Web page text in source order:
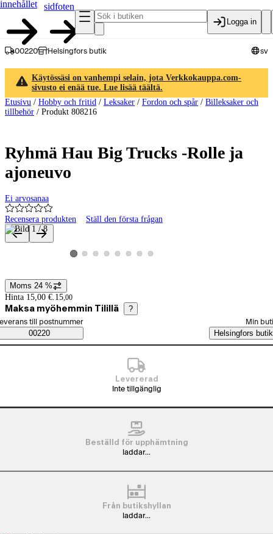
innehållet
sidfoten
Logga in
00220 Helsingfors butik sv
Käytössäsi on vanhempi selain, jota Verkkokauppa.com-
sivusto ei enää tue. Lue lisää täältä.
Etusivu / Hobby och fritid / Leksaker / Fordon och spår / Billeksaker och
tillbehör / Produkt 808216
Ryhmä Hau Big Trucks -Rolle ja
ajoneuvo
Ei arvosanaa
Recensera produkten Ställ den första frågan
Produktbilder och videor
Visa produktbild 1
Visa produktbild 2
Visa produktbild 3
Visa produktbild 4
Visa produktbild 5
Visa produktbild 6
Visa produktbild 7
Visa produktbild 8
Prisinformation
Moms 24 %
Hinta 15,00 €. 15,00
Maksa myöhemmin Tilillä ?
Saatavuustiedot
beställningssätt
till postnummer
00220
Min
Helsingfors butik
Levererad
Inte tillgänglig
Beställd för upphämtning
laddar...
Från butikshyllan
laddar...